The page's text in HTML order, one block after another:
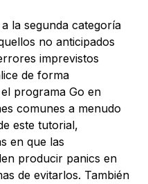
la segunda categoría
no anticipados
imprevistos
de forma
programa Go en
comunes a menudo
este tutorial,
en que las
producir panics en
de evitarlos. También